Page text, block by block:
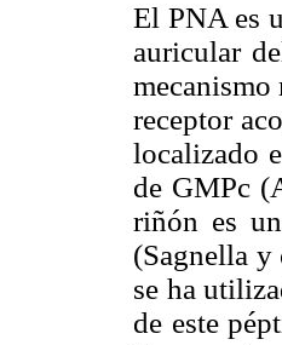
El PNA es
auricular
mecanismo
receptor
localizado
de GMPc
riñón es
(Sagnella
se ha
de este